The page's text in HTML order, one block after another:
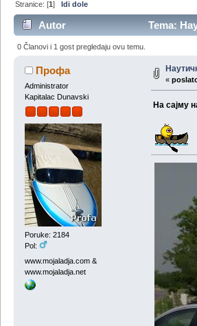
Stranice: [1]Idi dole
Autor Tema:
0 Članovi i 1 gost pregledaju ovu temu.
Профа
Administrator
Kapitalac Dunavski
Poruke: 2184
Pol:
www.mojaladja.com &
www.mojaladja.net
«
На сајму